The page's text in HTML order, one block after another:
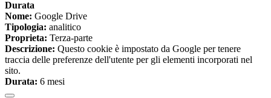
Durata
Nome: Google Drive
Tipologia: analitico
Proprieta: Terza-parte
Descrizione: Questo cookie è impostato da Google per tenere
traccia delle preferenze dell'utente per gli elementi incorporati nel
sito.
Durata: 6 mesi